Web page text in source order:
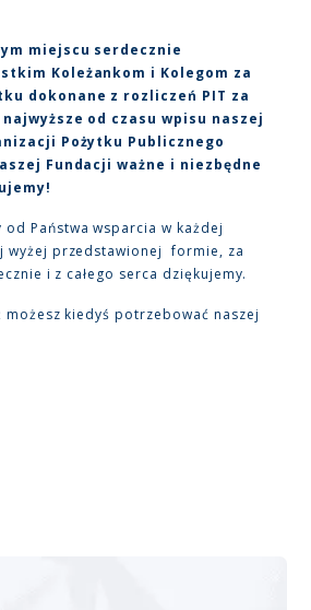
miejscu serdecznie
Koleżankom i Kolegom za
dokonane z rozliczeń PIT za
najwyższe od czasu wpisu naszej
Pożytku Publicznego
Fundacji ważne i niezbędne
od Państwa wsparcia w każdej
wyżej przedstawionej formie, za
i z całego serca dziękujemy.
możesz kiedyś potrzebować naszej